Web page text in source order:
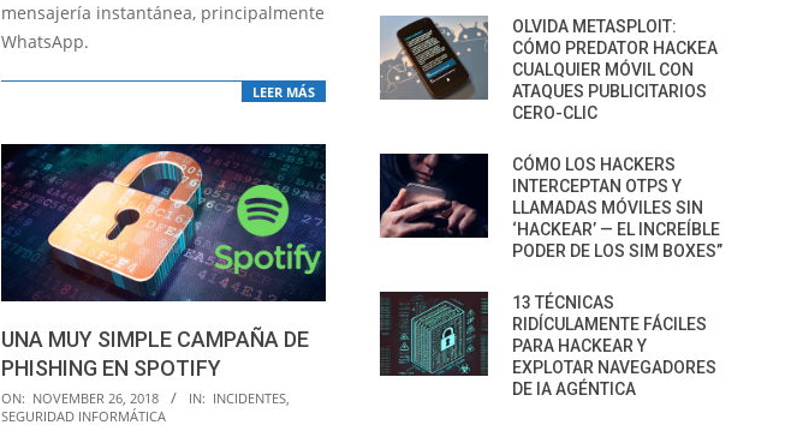
mensajería instantánea, principalmente
WhatsApp.
LEER MÁS
UNA MUY SIMPLE CAMPAÑA DE
PHISHING EN SPOTIFY
2018-
ON: NOVEMBER 26, 2018 IN: INCIDENTES,
SEGURIDAD INFORMÁTICA
OLVIDA METASPLOIT:
CÓMO PREDATOR HACKEA
CUALQUIER MÓVIL CON
ATAQUES PUBLICITARIOS
CERO-CLIC
CÓMO LOS HACKERS
INTERCEPTAN OTPS Y
LLAMADAS MÓVILES SIN
‘HACKEAR’ — EL INCREÍBLE
PODER DE LOS SIM BOXES”
13 TÉCNICAS
RIDÍCULAMENTE FÁCILES
PARA HACKEAR Y
EXPLOTAR NAVEGADORES
DE IA AGÉNTICA